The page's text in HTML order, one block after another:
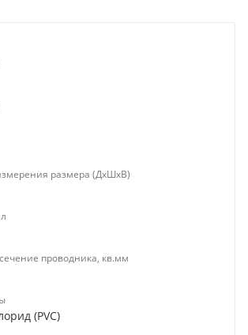
размера (ДхШхВ)
проводника, кв.мм
(PVC)